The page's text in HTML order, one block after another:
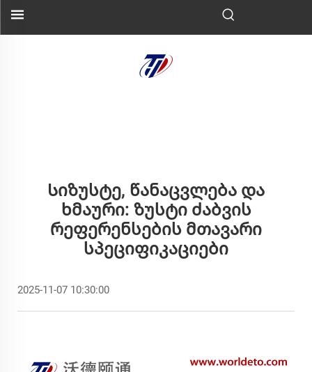
Სიზუსტე, Წანაცვლება Და
Ხმაური: Ზუსტი Ძაბვის
Რეფერენსების Მთავარი
Სპეციფიკაციები
2025-11-07 10:30:00